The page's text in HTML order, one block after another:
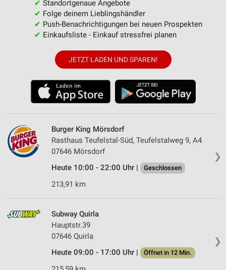
✔ Standortgenaue Angebote
✔ Folge deinem Lieblingshändler
✔ Push-Benachrichtigungen bei neuen Prospekten
✔ Einkaufsliste - Einkauf stressfrei planen
JETZT LADEN UND SPAREN!
❯
Burger King Mörsdorf
Rasthaus Teufelstal-Süd, Teufelstalweg 9, A4
07646 Mörsdorf
Heute 10:00 - 22:00 Uhr |
Geschlossen
213,91 km
❯
Subway Quirla
Hauptstr.39
07646 Quirla
Heute 09:00 - 17:00 Uhr |
Öffnet in 12 Min.